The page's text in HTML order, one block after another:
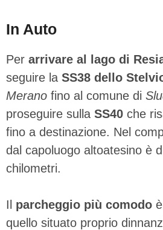
In Auto
Per arrivare al lago di
seguire la SS38 dello
Merano fino al comune di
proseguire sulla SS40 che
fino a destinazione. Nel
dal capoluogo altoatesino è
chilometri.
Il parcheggio più comodo
quello situato proprio